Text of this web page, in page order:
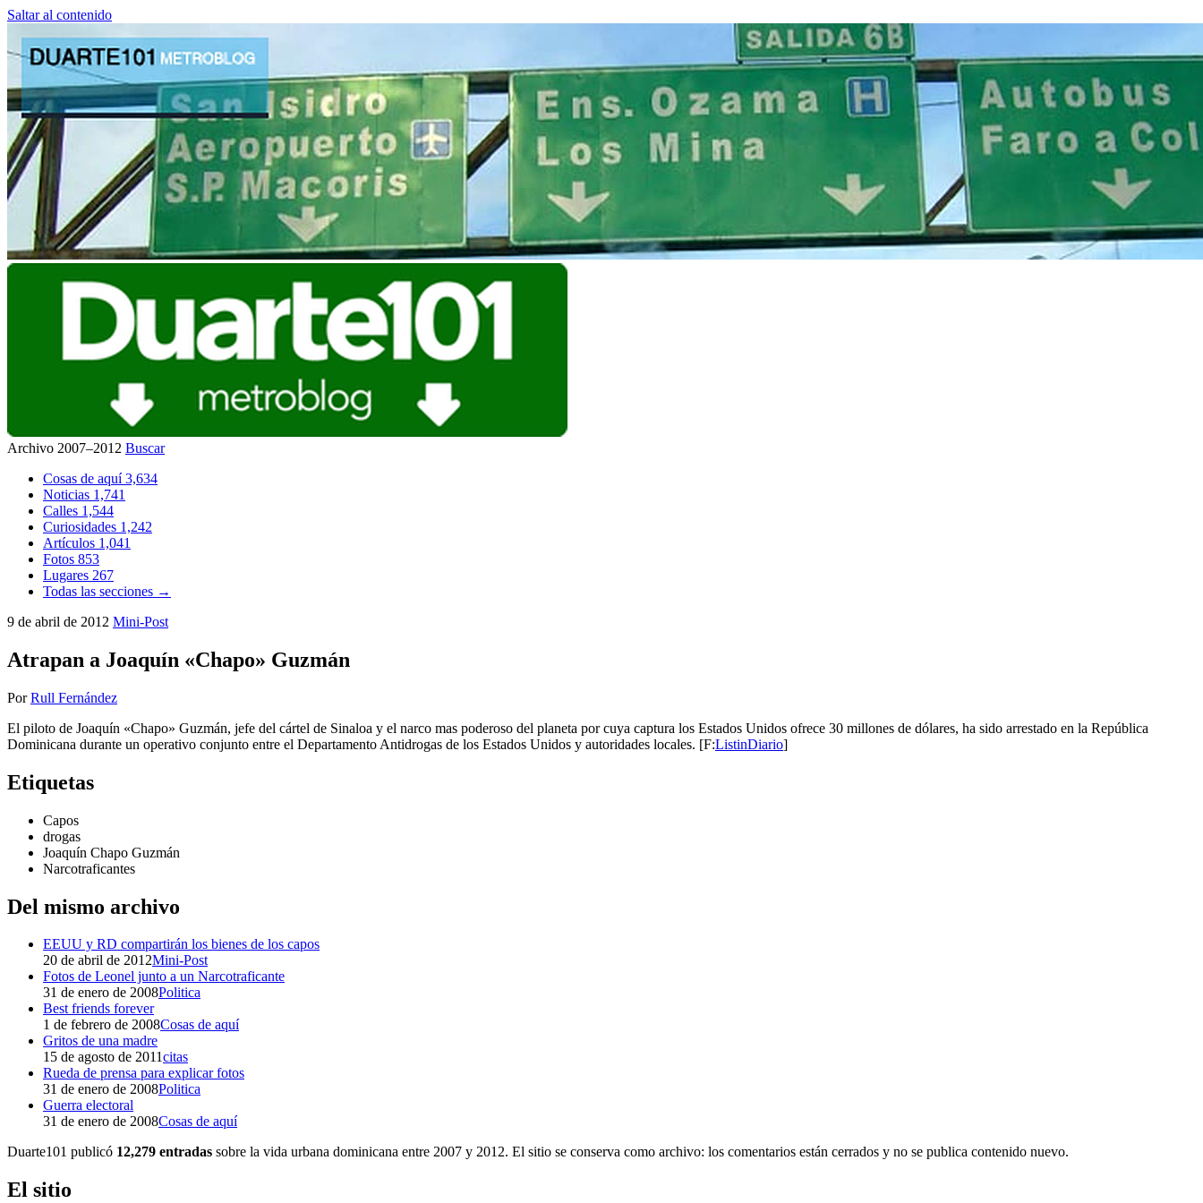
Saltar al contenido
Archivo 2007–2012 Buscar
Cosas de aquí3,634
Noticias 1,741
Calles 1,544
Curiosidades 1,242
Artículos 1,041
Fotos 853
Lugares 267
Todas las secciones →
9 de abril de 2012 Mini-Post
Atrapan a Joaquín «Chapo» Guzmán
PorRull Fernández
El piloto de Joaquín «Chapo» Guzmán, jefe del cártel de Sinaloa y el narco mas poderoso del planeta por cuya captura los Estados Unidos ofrece 30 millones de dólares, ha sido arrestado en la República
Dominicana durante un operativo conjunto entre el Departamento Antidrogas de los Estados Unidos y autoridades locales. [F:ListinDiario]
Etiquetas
Capos
drogas
Joaquín Chapo Guzmán
Narcotraficantes
Del mismo archivo
EEUU y RD compartirán los bienes de los capos
20 de abril de 2012Mini-Post
Fotos de Leonel junto a un Narcotraficante
31 de enero de 2008Politica
Best friends forever
1 de febrero de 2008Cosas de aquí
Gritos de una madre
15 de agosto de 2011citas
Rueda de prensa para explicar fotos
31 de enero de 2008Politica
Guerra electoral
31 de enero de 2008Cosas de aquí
Duarte101 publicó 12,279 entradas sobre la vida urbana dominicana entre 2007 y 2012. El sitio se conserva como archivo: los comentarios están cerrados y no se publica contenido nuevo.
El sitio